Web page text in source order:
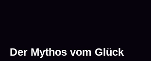
Der Mythos vom Glück